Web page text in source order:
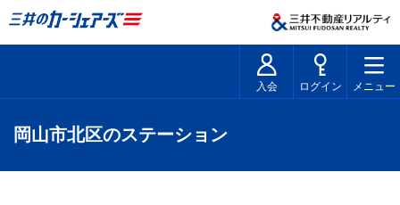
入会 ログイン メニュー
岡山市北区のステーション